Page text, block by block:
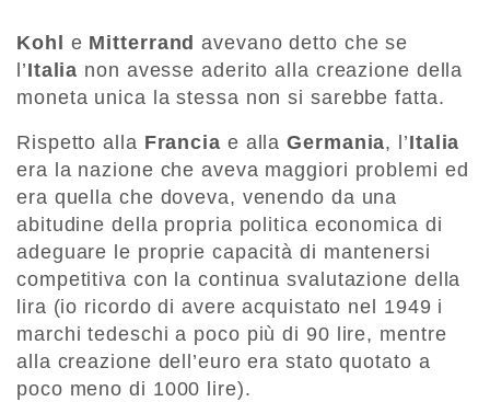
Kohl e Mitterrandavevano detto che se
l’Italia non avesse aderito alla creazione della
moneta unica la stessa non si sarebbe fatta.
Rispetto alla Francia e allaGermania, l’Italia
era la nazione che aveva maggiori problemi ed
era quella che doveva, venendo da una
abitudine della propria politica economica di
adeguare le proprie capacità di mantenersi
competitiva con la continua svalutazione della
lira (io ricordo di avere acquistato nel 1949 i
marchi tedeschi a poco più di 90 lire, mentre
alla creazione dell’euro era stato quotato a
poco meno di 1000 lire).